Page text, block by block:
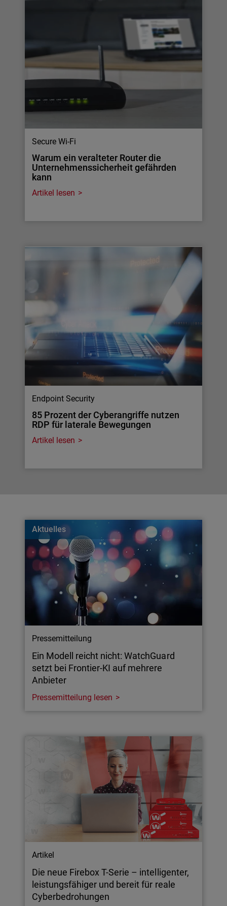
Secure Wi-Fi
Warum ein veralteter Router die
Unternehmenssicherheit gefährden
kann
Artikel lesen
Endpoint Security
85 Prozent der Cyberangriffe nutzen
RDP für laterale Bewegungen
Artikel lesen
Aktuelles
Pressemitteilung
Ein Modell reicht nicht: WatchGuard
setzt bei Frontier-KI auf mehrere
Anbieter
Pressemitteilung lesen
Artikel
Die neue Firebox T-Serie – intelligenter,
leistungsfähiger und bereit für reale
Cyberbedrohungen